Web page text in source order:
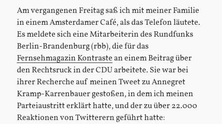
Am vergangenen Freitag saß ich mit meiner Familie
in einem Amsterdamer Café, als das Telefon läutete.
Es meldete sich eine Mitarbeiterin des Rundfunks
Berlin-Brandenburg (rbb), die für das
Fernsehmagazin Kontrastean einem Beitrag über
den Rechtsruck in der CDU arbeitete. Sie war bei
ihrer Recherche auf meinen Tweet zu Annegret
Kramp-Karrenbauer gestoßen, in dem ich meinen
Parteiaustritt erklärt hatte, und der zu über 22.000
Reaktionen von Twitterern geführt hatte: